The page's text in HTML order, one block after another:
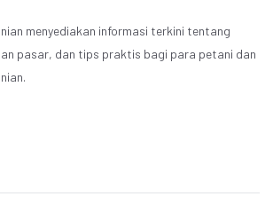
menyediakan informasi terkini tentang
pasar, dan tips praktis bagi para petani dan